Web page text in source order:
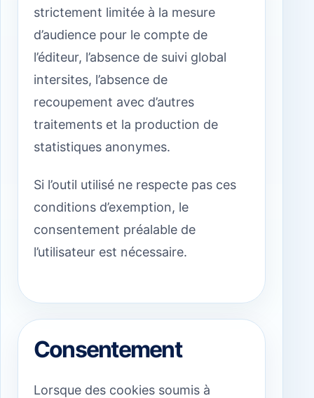
strictement limitée à la mesure
d’audience pour le compte de
l’éditeur, l’absence de suivi global
intersites, l’absence de
recoupement avec d’autres
traitements et la production de
statistiques anonymes.
Si l’outil utilisé ne respecte pas ces
conditions d’exemption, le
consentement préalable de
l’utilisateur est nécessaire.
Consentement
Lorsque des cookies soumis à